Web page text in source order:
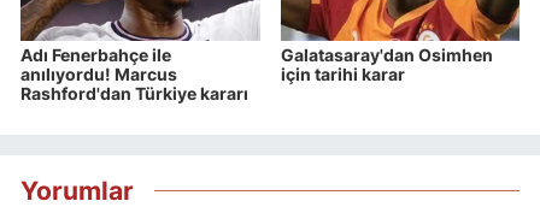
Adı Fenerbahçe ile
anılıyordu! Marcus
Rashford'dan Türkiye kararı
Galatasaray'dan Osimhen
için tarihi karar
Yorumlar